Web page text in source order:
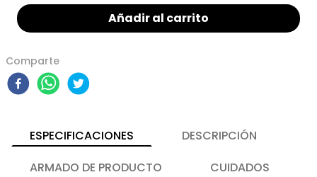
Añadir al carrito
Comparte
ESPECIFICACIONES
DESCRIPCIÓN
ARMADO DE PRODUCTO
CUIDADOS